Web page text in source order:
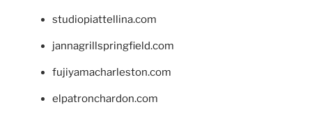
studiopiattellina.com
jannagrillspringfield.com
fujiyamacharleston.com
elpatronchardon.com